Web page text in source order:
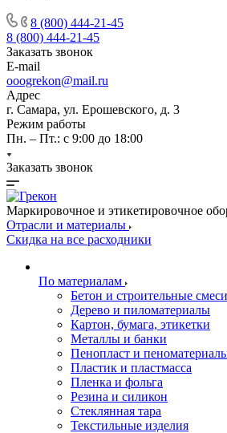
8 (800) 444-21-45
8 (800) 444-21-45
Заказать звонок
E-mail
ooogrekon@mail.ru
Адрес
г. Самара, ул. Ерошевского, д. 3
Режим работы
Пн. – Пт.: с 9:00 до 18:00
Заказать звонок
Маркировочное и этикетировочное
Отрасли и материалы
Скидка на все расходники
По материалам
Бетон и строительные смеси
Дерево и пиломатериалы
Картон, бумага, этикетки
Металлы и банки
Пенопласт и
Пластик и пластмасса
Пленка и фольга
Резина и силикон
Стеклянная тара
Текстильные изделия